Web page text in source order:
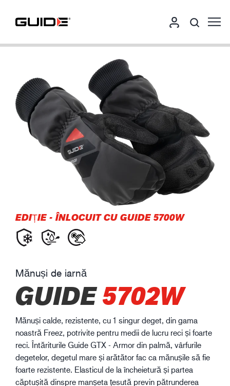
EDIȚIE - ÎNLOCUIT CU GUIDE 5700W
Mănuși de iarnă
GUIDE5702W
Mănuși calde, rezistente, cu 1 singur deget, din gama
noastră Freez, potrivite pentru medii de lucru reci și foarte
reci. Întăriturile Guide GTX - Armor din palmă, vârfurile
degetelor, degetul mare și arătător fac ca mănușile să fie
foarte rezistente. Elasticul de la încheietură și partea
căptușită dinspre manșeta țesută previn pătrunderea